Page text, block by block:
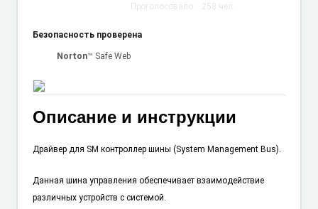
Проголосовало: 258 чел.
Безопасность проверена
Norton™ Safe Web
Описание и инструкции
Драйвер для SM контроллер шины (System Management Bus).
Данная шина управления обеспечивает взаимодействие
различных устройств с системой.